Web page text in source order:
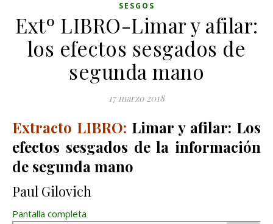
SESGOS
Extº LIBRO-Limar y afilar:
los efectos sesgados de
segunda mano
17 marzo 2018
Extracto LIBRO: Limar y afilar: Los
efectos sesgados de la información
de segunda mano
Paul Gilovich
Pantalla completa